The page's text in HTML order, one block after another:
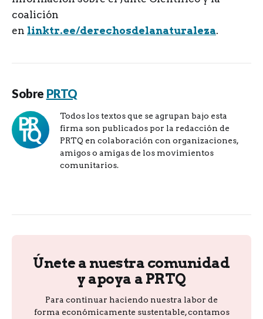
coalición
en linktr.ee/derechosdelanaturaleza.
Sobre PRTQ
Todos los textos que se agrupan bajo esta
firma son publicados por la redacción de
PRTQ en colaboración con organizaciones,
amigos o amigas de los movimientos
comunitarios.
Únete a nuestra comunidad
y apoya a PRTQ
Para continuar haciendo nuestra labor de
forma económicamente sustentable, contamos